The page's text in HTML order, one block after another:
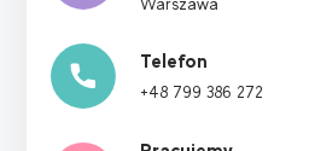
Telefon
+48 799 386 272